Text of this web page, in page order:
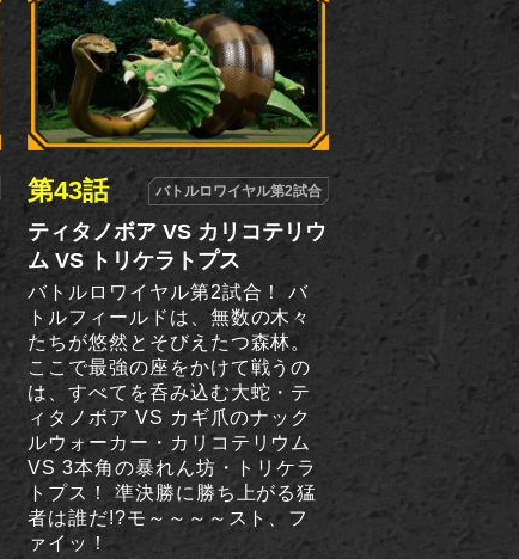
第43話 バトルロワイヤル第2試合
ティタノボア VS カリコテリウ
ム VS トリケラトプス
バトルロワイヤル第2試合！ バ
トルフィールドは、無数の木々
たちが悠然とそびえたつ森林。
ここで最強の座をかけて戦うの
は、すべてを呑み込む大蛇・テ
ィタノボア VS カギ爪のナック
ルウォーカー・カリコテリウム
VS 3本角の暴れん坊・トリケラ
トプス！ 準決勝に勝ち上がる猛
者は誰だ!?モ～～～～スト、フ
ァイッ！